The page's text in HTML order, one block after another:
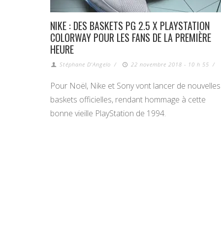
NIKE : DES BASKETS PG 2.5 X PLAYSTATION
COLORWAY POUR LES FANS DE LA PREMIÈRE
HEURE
Stéphane D'Angelo / 22 novembre 2018 - 10 h 55 /
Pour Noël, Nike et Sony vont lancer de nouvelles
baskets officielles, rendant hommage à cette
bonne vieille PlayStation de 1994.